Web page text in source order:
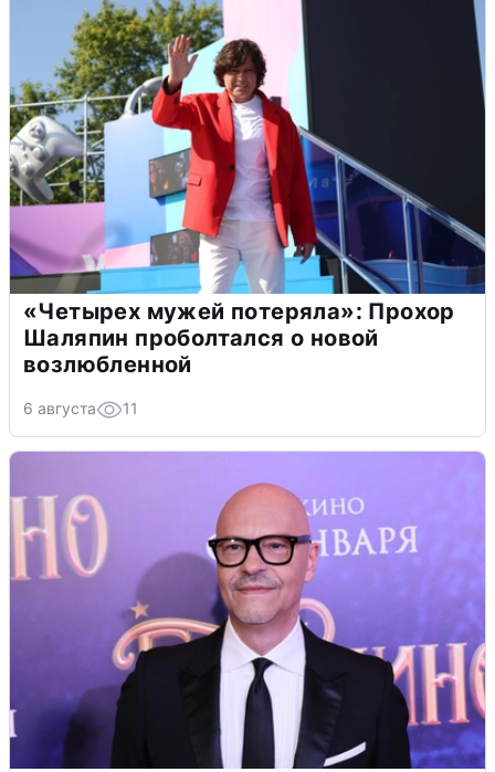
«Четырех мужей потеряла»: Прохор
Шаляпин проболтался о новой
возлюбленной
6 августа 11